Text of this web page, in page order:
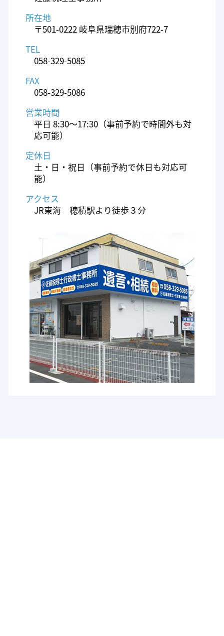
所在地
〒501-0222 岐阜県瑞穂市別府722-7
TEL
058-329-5085
FAX
058-329-5086
営業時間
平日 8:30～17:30（事前予約で時間外も対
応可能）
定休日
土・日・祝日（事前予約で休日も対応可
能）
アクセス
JR東海 穂積駅より徒歩３分